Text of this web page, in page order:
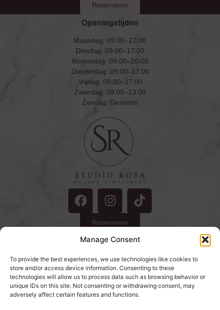
Manage Consent
To provide the best experiences, we use technologies like cookies to
store and/or access device information. Consenting to these
technologies will allow us to process data such as browsing behavior or
unique IDs on this site. Not consenting or withdrawing consent, may
adversely affect certain features and functions.
Reserveren
Reserveren
©2025 by Faijaars Marketing
Contacteer ons
Studio Rosa
Oosterdorpsstraat 11
3871 AA Hoevelaken
Openingstijden
Maandag: 09:00–17:00
Dinsdag: 09:00–17:00
Woensdag: 09:00–20:00
Donderdag: 09:00–17:00
Vrijdag: 09:00–17:00
Zaterdag: 09:00–13:00
Zondag: Gesloten